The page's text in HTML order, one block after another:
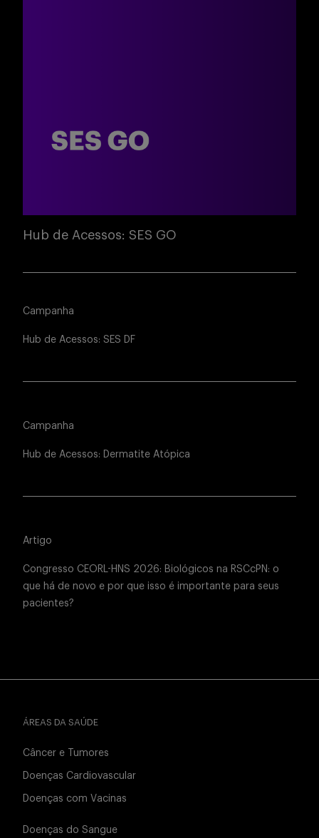
Hub de Acessos: SES GO
Campanha
Hub de Acessos: SES DF
Campanha
Hub de Acessos: Dermatite Atópica
Artigo
Congresso CEORL-HNS 2026: Biológicos na RSCcPN: o
que há de novo e por que isso é importante para seus
pacientes?
ÁREAS DA SAÚDE
Câncer e Tumores
Doenças Cardiovascular
Doenças com Vacinas
Doenças do Sangue